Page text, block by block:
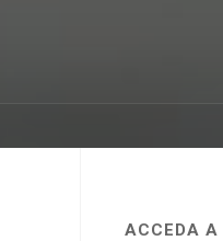
ACCEDA A